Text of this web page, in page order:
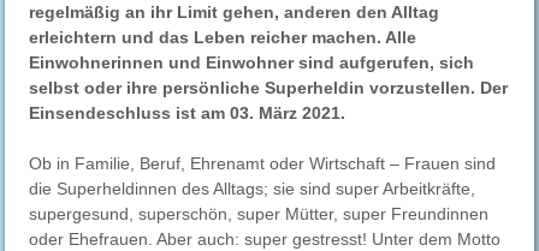
regelmäßig an ihr Limit gehen, anderen den Alltag
erleichtern und das Leben reicher machen. Alle
Einwohnerinnen und Einwohner sind aufgerufen, sich
selbst oder ihre persönliche Superheldin vorzustellen. Der
Einsendeschluss ist am 03. März 2021.
Ob in Familie, Beruf, Ehrenamt oder Wirtschaft – Frauen sind
die Superheldinnen des Alltags; sie sind super Arbeitkräfte,
supergesund, superschön, super Mütter, super Freundinnen
oder Ehefrauen. Aber auch: super gestresst! Unter dem Motto